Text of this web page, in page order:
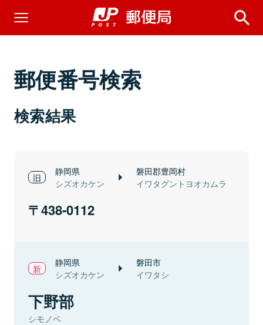
郵便番号検索
検索結果
静岡県
シズオカケン
磐田郡豊岡村
イワタグントヨオカムラ
438-0112
静岡県
シズオカケン
磐田市
イワタシ
下野部
シモノベ